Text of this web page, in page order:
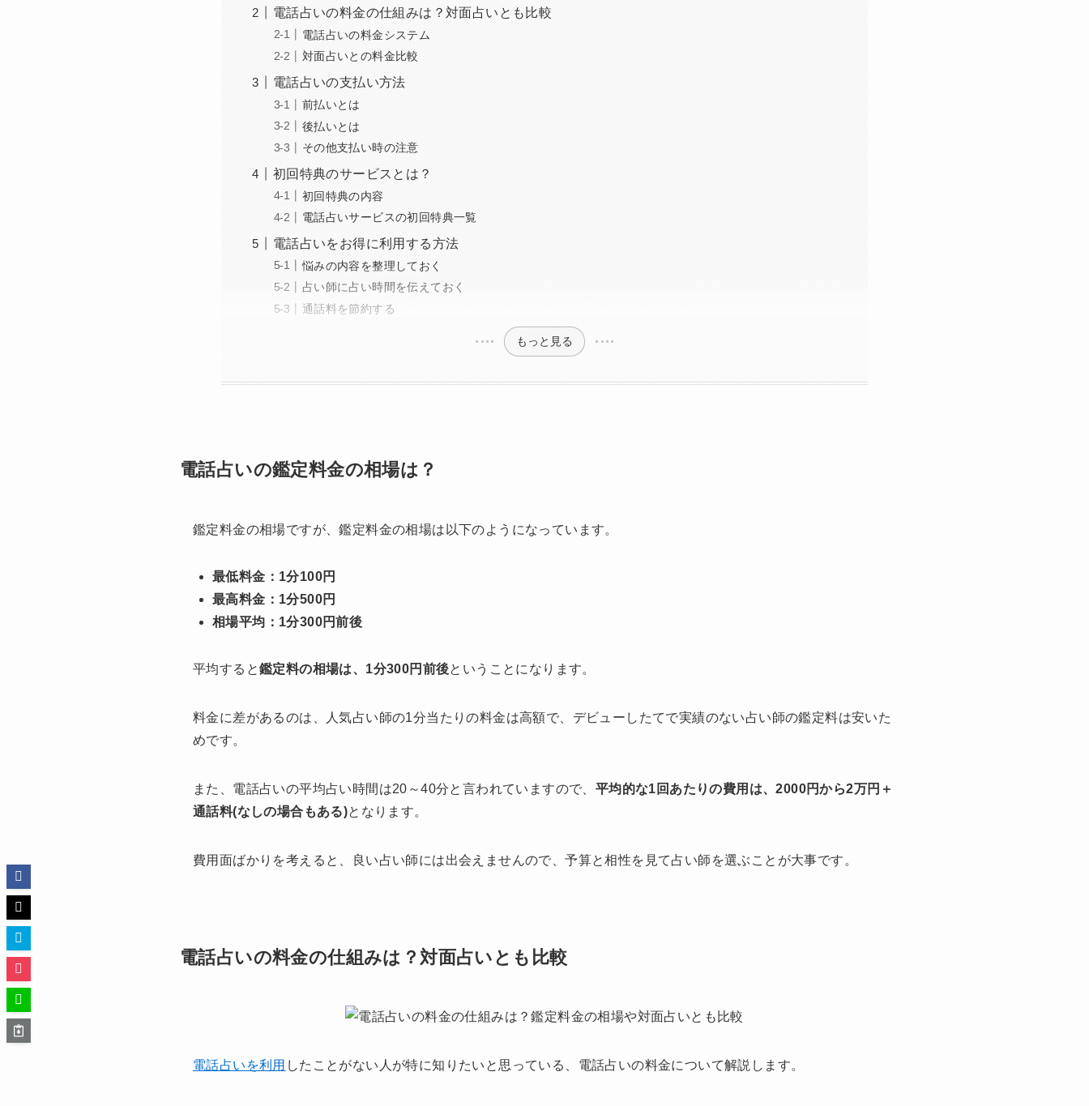
電話占いの料金の仕組みは？対面占いとも比較
電話占いの料金システム
対面占いとの料金比較
電話占いの支払い方法
前払いとは
後払いとは
その他支払い時の注意
初回特典のサービスとは？
初回特典の内容
電話占いサービスの初回特典一覧
電話占いをお得に利用する方法
悩みの内容を整理しておく
占い師に占い時間を伝えておく
通話料を節約する
もっと見る
電話占いの鑑定料金の相場は？
鑑定料金の相場ですが、鑑定料金の相場は以下のようになっています。
最低料金：1分100円
最高料金：1分500円
相場平均：1分300円前後
平均すると鑑定料の相場は、1分300円前後ということになります。
料金に差があるのは、人気占い師の1分当たりの料金は高額で、デビューしたてで実績のない占い師の鑑定料は安いた
めです。
また、電話占いの平均占い時間は20～40分と言われていますので、 平均的な1回あたりの費用は、2000円から2万円＋
通話料(なしの場合もある)となります。
費用面ばかりを考えると、良い占い師には出会えませんので、予算と相性を見て占い師を選ぶことが大事です。
電話占いの料金の仕組みは？対面占いとも比較
電話占いを利用 したことがない人が特に知りたいと思っている、電話占いの料金について解説します。